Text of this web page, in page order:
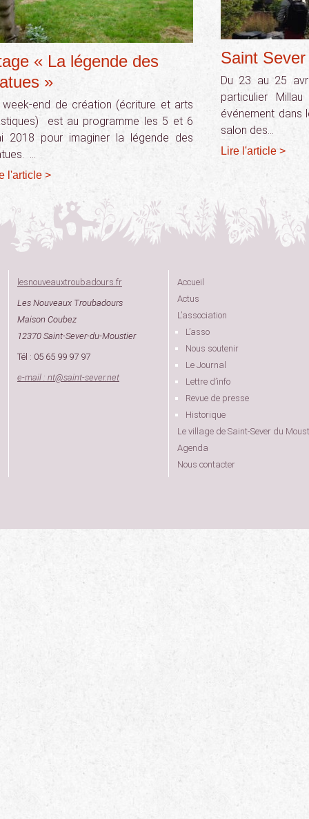
« La légende des
»
week-end de création (écriture et arts
est au programme les 5 et 6
2018 pour imaginer la légende des
…
l'article >
Saint
Du 23 au 25
particulier
événement dans
salon des…
Lire l'article >
lesnouveauxtroubadours.fr
Les Nouveaux Troubadours
Maison Coubez
12370 Saint-Sever-du-Moustier
Tél : 05 65 99 97 97
e-mail : nt@saint-sever.net
Accueil
Actus
L’association
L’asso
Nous soutenir
Le Journal
Lettre d’info
Revue de presse
Historique
Le village de Saint-Sever du
Agenda
Nous contacter